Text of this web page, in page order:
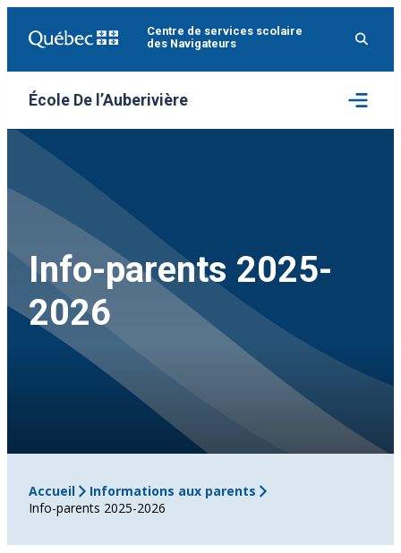
Centre de services scolaire
des Navigateurs
École De l’Auberivière
Ouvrir
le
menu
Info-parents 2025-
2026
Accueil
Informations aux parents
Info-parents 2025-2026